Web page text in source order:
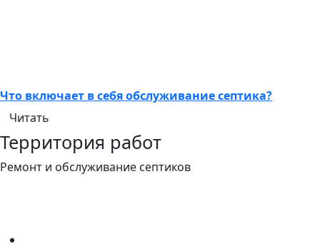
Что включает в себя обслуживание септика?
Читать
Территория работ
Ремонт и обслуживание септиков